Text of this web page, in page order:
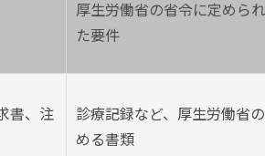
厚生労働省の省令に定められ
た要件
書、注
診療記録など、厚生労働省
める書類